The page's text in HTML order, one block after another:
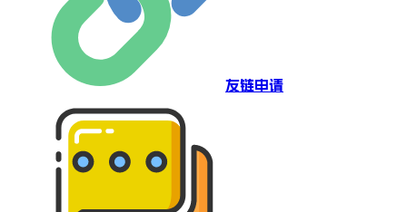
友链申请